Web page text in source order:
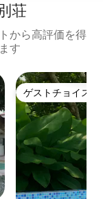
荘
から高評価を得
す
ゲストチョイス
ゲストチョイス